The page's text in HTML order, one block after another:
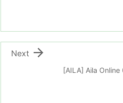
[AILA] Aila Online

Next